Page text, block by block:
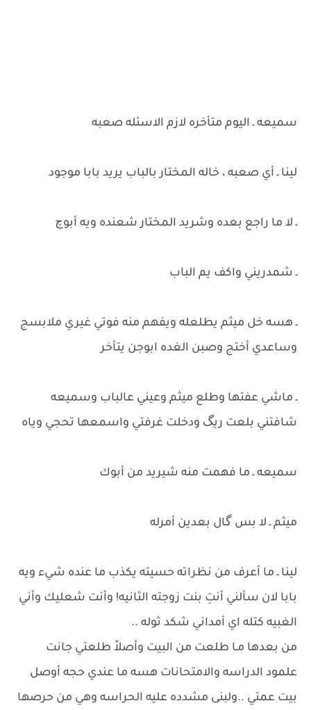
سميعه ـ اليوم متأخره لازم الاسئله صعبه
لينا ـ أي صعبه ، خاله المختار بالباب يريد بابا موجود
ـ لا ما راجع بعده وشريد المختار شعنده ويه أبوچ
ـ شمدريني واكف يم الباب
ـ هسه خل ميثم يطلعله ويفهم منه فوتي غيري ملابسج
وساعدي أختج وصبن الغده ابوجن يتأخر
ـ ماشي عفتها وطلع ميثم وعيني عالباب وسميعه
شافتني بلعت ريگ ودخلت غرفتي واسمعها تحجي وياه
سميعه ـ ما فهمت منه شيريد من أبوك
ميثم ـ لا بس گال بعدين أمرله
لينا ـ ما أعرف من نظراته حسيته يكذب ما عنده شيء ويه
بابا لان سألني أنتِ بنت زوجته الثانيه! وأنت شعليك وأني
الغبيه كتله اي أمداني شكد ثوله ..
من بعدها مـا طلعت من البيت وأصلاً طلعتي جانت
علمود الدراسه والامتحانات هسه ما عندي حجه أوصل
بيت عمتي ..ولبنى مشدده عليه الحراسه وهي من حرصها